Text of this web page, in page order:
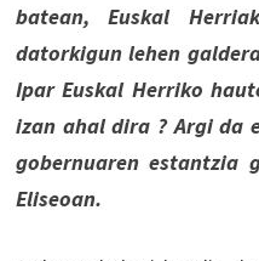
batean, Euskal
datorkigun lehen
Ipar Euskal Herriko
izan ahal dira ? Argi da
gobernuaren estantzia
Eliseoan.